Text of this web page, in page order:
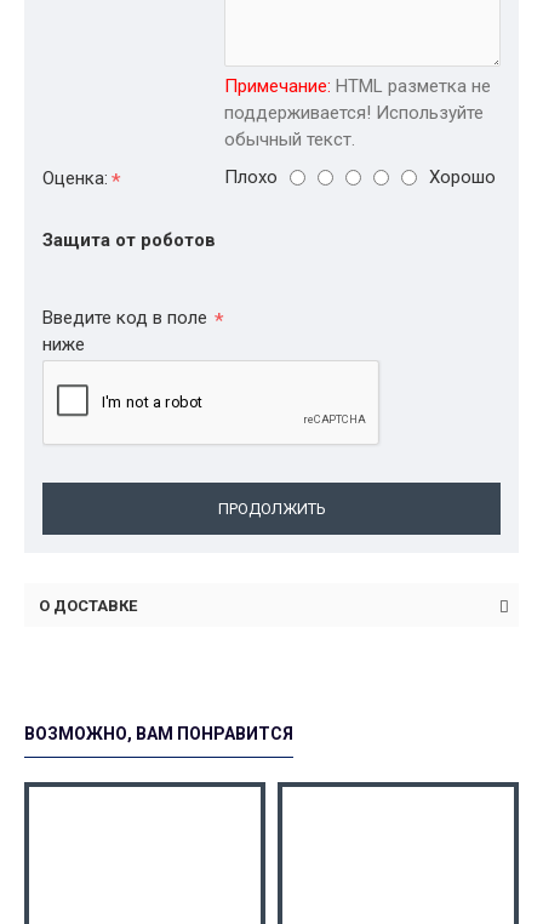
Примечание: HTML разметка не
поддерживается! Используйте
обычный текст.
Оценка:
Плохо Хорошо
Защита от роботов
Введите код в поле
ниже
ПРОДОЛЖИТЬ
О ДОСТАВКЕ
ВОЗМОЖНО, ВАМ ПОНРАВИТСЯ